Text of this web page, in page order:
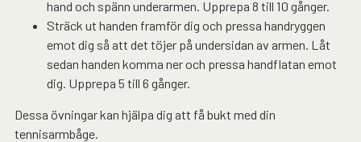
hand och spänn underarmen. Upprepa 8 till 10 gånger.
Sträck ut handen framför dig och pressa handryggen
emot dig så att det töjer på undersidan av armen. Låt
sedan handen komma ner och pressa handflatan emot
dig. Upprepa 5 till 6 gånger.
Dessa övningar kan hjälpa dig att få bukt med din
tennisarmbåge.